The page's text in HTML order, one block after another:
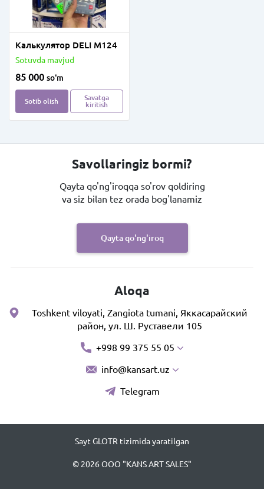
Калькулятор DELI M124
Sotuvda mavjud
85 000 so'm
Sotib olish
Savatga
kiritish
Savollaringiz bormi?
Qayta qo'ng'iroqqa so'rov qoldiring
va siz bilan tez orada bog'lanamiz
Qayta qo'ng'iroq
Aloqa
Toshkent viloyati, Zangiota tumani, Яккасарайский
район, ул. Ш. Руставели 105
+998 99 375 55 05
info@kansart.uz
Telegram
Sayt GLOTR tizimida yaratilgan
© 2026 OOO "KANS ART SALES"